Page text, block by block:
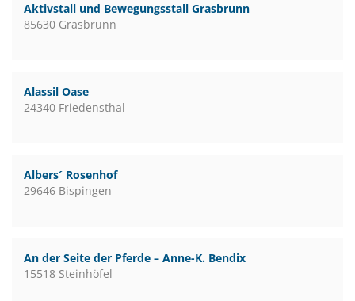
Aktivstall und Bewegungsstall Grasbrunn
85630 Grasbrunn
Alassil Oase
24340 Friedensthal
Albers´ Rosenhof
29646 Bispingen
An der Seite der Pferde – Anne-K. Bendix
15518 Steinhöfel